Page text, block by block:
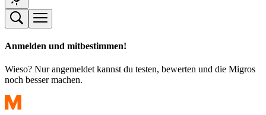
Anmelden und mitbestimmen!
Wieso? Nur angemeldet kannst du testen, bewerten und die Migros
noch besser machen.